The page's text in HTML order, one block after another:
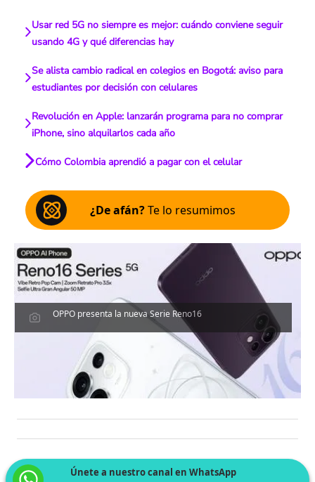
Usar red 5G no siempre es mejor: cuándo conviene seguir
usando 4G y qué diferencias hay
Se alista cambio radical en colegios en Bogotá: aviso para
estudiantes por decisión con celulares
Revolución en Apple: lanzarán programa para no comprar
iPhone, sino alquilarlos cada año
Cómo Colombia aprendió a pagar con el celular
¿De afán?Te lo resumimos
OPPO presenta la nueva Serie Reno16
Únete a nuestro canal en WhatsApp